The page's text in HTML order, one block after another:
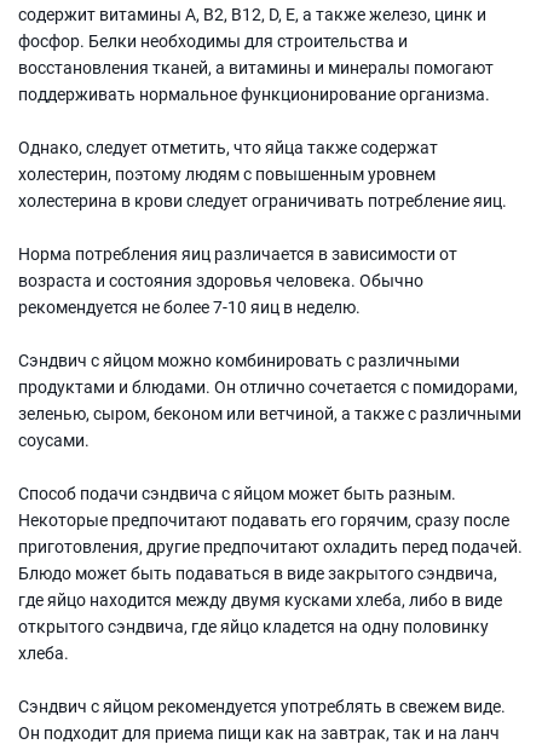
содержит витамины А, В2, В12, D, Е, а также железо, цинк и
фосфор. Белки необходимы для строительства и
восстановления тканей, а витамины и минералы помогают
поддерживать нормальное функционирование организма.
Однако, следует отметить, что яйца также содержат
холестерин, поэтому людям с повышенным уровнем
холестерина в крови следует ограничивать потребление яиц.
Норма потребления яиц различается в зависимости от
возраста и состояния здоровья человека. Обычно
рекомендуется не более 7-10 яиц в неделю.
Сэндвич с яйцом можно комбинировать с различными
продуктами и блюдами. Он отлично сочетается с помидорами,
зеленью, сыром, беконом или ветчиной, а также с различными
соусами.
Способ подачи сэндвича с яйцом может быть разным.
Некоторые предпочитают подавать его горячим, сразу после
приготовления, другие предпочитают охладить перед подачей.
Блюдо может быть подаваться в виде закрытого сэндвича,
где яйцо находится между двумя кусками хлеба, либо в виде
открытого сэндвича, где яйцо кладется на одну половинку
хлеба.
Сэндвич с яйцом рекомендуется употреблять в свежем виде.
Он подходит для приема пищи как на завтрак, так и на ланч